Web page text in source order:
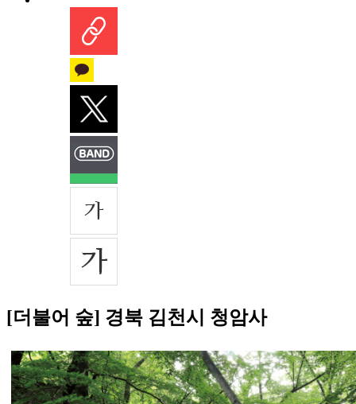
[더불어 숲] 경북 김천시 청암사